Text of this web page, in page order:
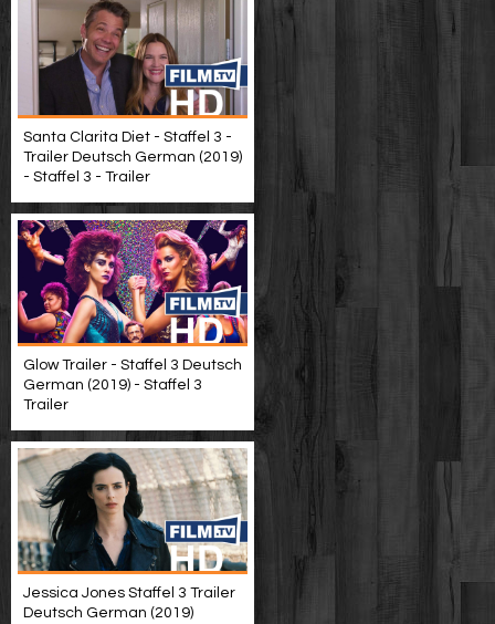
Santa Clarita Diet - Staffel 3 -
Trailer Deutsch German (2019)
- Staffel 3 - Trailer
Glow Trailer - Staffel 3 Deutsch
German (2019) - Staffel 3
Trailer
Jessica Jones Staffel 3 Trailer
Deutsch German (2019)